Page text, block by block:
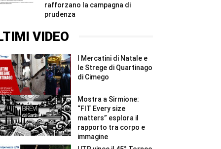
rafforzano la campagna di
prudenza
VIDEO
I Mercatini di Natale e
le Strege di Quartinago
di Cimego
Mostra a Sirmione:
“FIT Every size
matters” esplora il
rapporto tra corpo e
immagine